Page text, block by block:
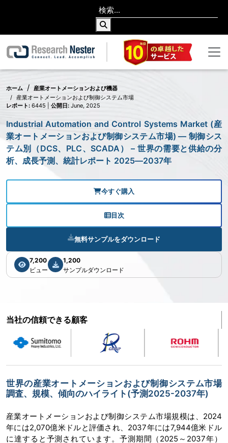
ホーム
産業オートメーションおよび機器
産業オートメーションおよび制御システム市場
レポート: 6445 | 公開日: June, 2025
Industrial Automation and Control Systems Market (産
業オートメーションおよび制御システム市場) — 制御シス
テム別（DCS、PLC、SCADA） – 世界の需要と供給の分
析、成長予測、統計レポート 2025―2037年
今すぐ購入
目次
無料サンプルをダウンロード
7,200
ビュー
1,200
サンプルダウンロード
当社の信頼できる顧客
世界の産業オートメーションおよび制御システム市場
調査、規模、傾向のハイライト(予測2025-2037年)
産業オートメーションおよび制御システム市場規模は、2024
年には2,070億米ドルと評価され、2037年には7,944億米ドル
に達すると予測されています。予測期間（2025～2037年）